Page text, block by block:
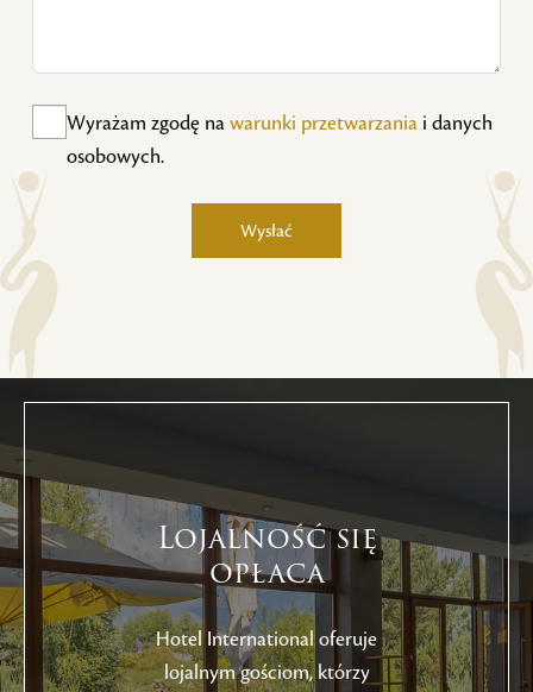
Wyrażam zgodę nawarunki przetwarzania i danych
osobowych.
Wysłać
Alternative:
Lojalność się
opłaca
Hotel International oferuje
lojalnym gościom, którzy